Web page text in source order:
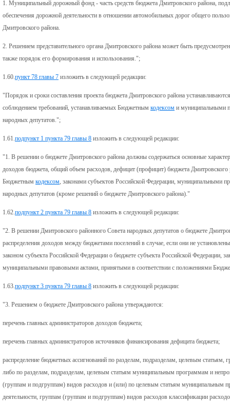
1. Муниципальный дорожный фонд - часть средств бюджета Дмитровского района,
обеспечения дорожной деятельности в отношении автомобильных дорог общего
Дмитровского района.
2. Решением представительного органа Дмитровского района может быть
также порядок его формирования и использования.";
1.60. пункт 78 главы 7 изложить в следующей редакции:
"Порядок и сроки составления проекта бюджета Дмитровского района
соблюдением требований, устанавливаемых Бюджетным кодексом и муниципальными
народных депутатов.";
1.61. подпункт 1 пункта 79 главы 8 изложить в следующей редакции:
"1. В решении о бюджете Дмитровского района должны содержаться основные
доходов бюджета, общий объем расходов, дефицит (профицит) бюджета Дмитровского
Бюджетным кодексом , законами субъектов Российской Федерации, муниципальными
народных депутатов (кроме решений о бюджете Дмитровского района)."
1.62. подпункт 2 пункта 79 главы 8 изложить в следующей редакции:
"2. В решении Дмитровского районного Совета народных депутатов о бюджете
распределения доходов между бюджетами поселений в случае, если они не
законом субъекта Российской Федерации о бюджете субъекта Российской Федерации,
муниципальными правовыми актами, принятыми в соответствии с положениями
1.63. подпункт 3 пункта 79 главы 8 изложить в следующей редакции:
"3. Решением о бюджете Дмитровского района утверждаются:
перечень главных администраторов доходов бюджета;
перечень главных администраторов источников финансирования дефицита бюджета;
распределение бюджетных ассигнований по разделам, подразделам, целевым
либо по разделам, подразделам, целевым статьям муниципальным программам и
(группам и подгруппам) видов расходов и (или) по целевым статьям муниципальным
деятельности, группам (группам и подгруппам) видов расходов классификации